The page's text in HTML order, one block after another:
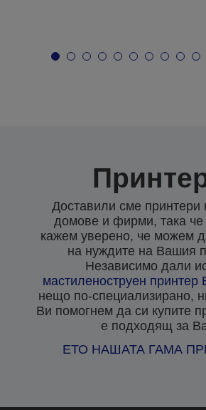
Доставили сме принтери
домове и фирми, така
кажем уверено, че можем
на нуждите на Вашия
Независимо дали
мастиленоструен принтер
нещо по-специализирано,
Ви помогнем да си купите
е подходящ за
ЕТО НАШАТА ГАМА